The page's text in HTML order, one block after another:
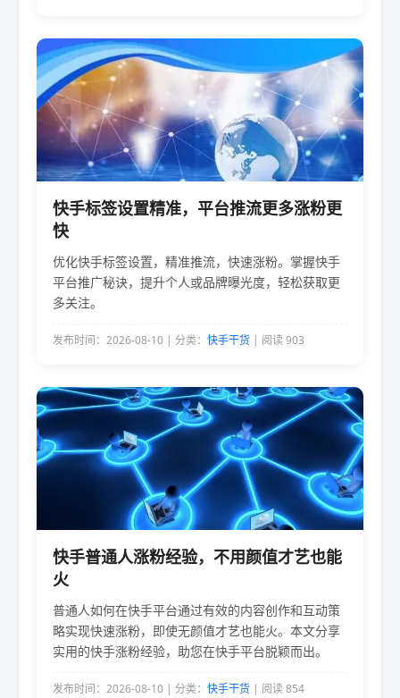
快手标签设置精准，平台推流更多涨粉更
快
优化快手标签设置，精准推流，快速涨粉。掌握快手
平台推广秘诀，提升个人或品牌曝光度，轻松获取更
多关注。
发布时间：2026-08-10 | 分类： 快手干货 | 阅读 903
快手普通人涨粉经验，不用颜值才艺也能
火
普通人如何在快手平台通过有效的内容创作和互动策
略实现快速涨粉，即使无颜值才艺也能火。本文分享
实用的快手涨粉经验，助您在快手平台脱颖而出。
发布时间：2026-08-10 | 分类： 快手干货 | 阅读 854